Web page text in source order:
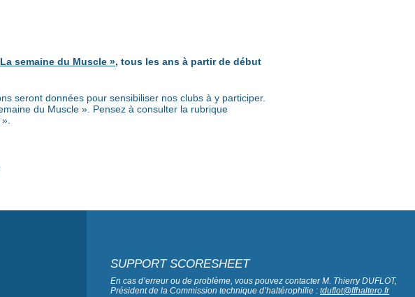
semaine du Muscle », tous les ans à partir de début
seront données pour sensibiliser nos clubs à y participer.
du Muscle ». Pensez à consulter la rubrique
».
SUPPORT SCORESHEET
En cas d’erreur ou de problème, vous pouvez contacter M. Thierry DUFLOT,
Président de la Commission technique d’haltérophilie :tduflot@ffhaltero.fr